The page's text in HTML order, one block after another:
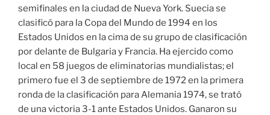
semifinales en la ciudad de Nueva York. Suecia se
clasificó para la Copa del Mundo de 1994 en los
Estados Unidos en la cima de su grupo de clasificación
por delante de Bulgaria y Francia. Ha ejercido como
local en 58 juegos de eliminatorias mundialistas; el
primero fue el 3 de septiembre de 1972 en la primera
ronda de la clasificación para Alemania 1974, se trató
de una victoria 3-1 ante Estados Unidos. Ganaron su